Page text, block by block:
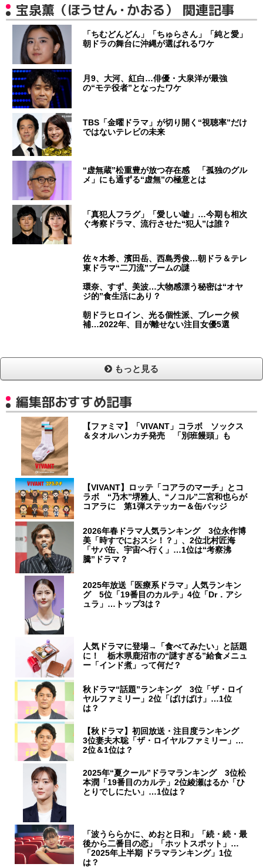
宝泉薫（ほうせん・かおる） 関連記事
「ちむどんどん」「ちゅらさん」「純と愛」
朝ドラの舞台に沖縄が選ばれるワケ
月9、大河、紅白…俳優・大泉洋が最強
の“モテ役者”となったワケ
TBS「金曜ドラマ」が切り開く“視聴率”だけ
ではないテレビの未来
“虚無蔵”松重豊が放つ存在感 「孤独のグル
メ」にも通ずる“虚無”の極意とは
「真犯人フラグ」「愛しい嘘」…今期も相次
ぐ考察ドラマ、流行させた“犯人”は誰？
佐々木希、濱田岳、西島秀俊…朝ドラ＆テレ
東ドラマ“二刀流”ブームの謎
環奈、すず、美波…大物感漂う秘密は“オヤ
ジ的”食生活にあり？
朝ドラヒロイン、光る個性派、ブレーク候
補…2022年、目が離せない注目女優5選
もっと見る
編集部おすすめ記事
【ファミマ】「VIVANT」コラボ ソックス
＆タオルハンカチ発売 「別班饅頭」も
【VIVANT】ロッテ「コアラのマーチ」とコ
ラボ “乃木”堺雅人、“ノコル”二宮和也らが
コアラに 第1弾ステッカー＆缶バッジ
2026年春ドラマ人気ランキング 3位永作博
美「時すでにおスシ！？」、2位北村匠海
「サバ缶、宇宙へ行く」…1位は“考察沸
騰”ドラマ？
2025年放送「医療系ドラマ」人気ランキン
グ 5位「19番目のカルテ」4位「Dr．アシ
ュラ」…トップ3は？
人気ドラマに登場→「食べてみたい」と話題
に！ 栃木県鹿沼市の“謎すぎる”給食メニュ
ー「インド煮」って何だ？
秋ドラマ“話題”ランキング 3位「ザ・ロイ
ヤルファミリー」2位「ばけばけ」…1位
は？
【秋ドラマ】初回放送・注目度ランキング
3位妻夫木聡「ザ・ロイヤルファミリー」…
2位＆1位は？
2025年“夏クール”ドラマランキング 3位松
本潤「19番目のカルテ」2位綾瀬はるか「ひ
とりでしにたい」…1位は？
「波うららかに、めおと日和」「続・続・最
後から二番目の恋」「ホットスポット」…
「2025年上半期 ドラマランキング」1位
は？